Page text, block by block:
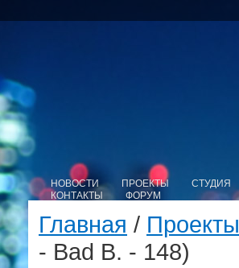
НОВОСТИ ПРОЕКТЫ СТУДИЯ
КОНТАКТЫ
ФОРУМ
Главная / Проекты
- Bad B. - 148)